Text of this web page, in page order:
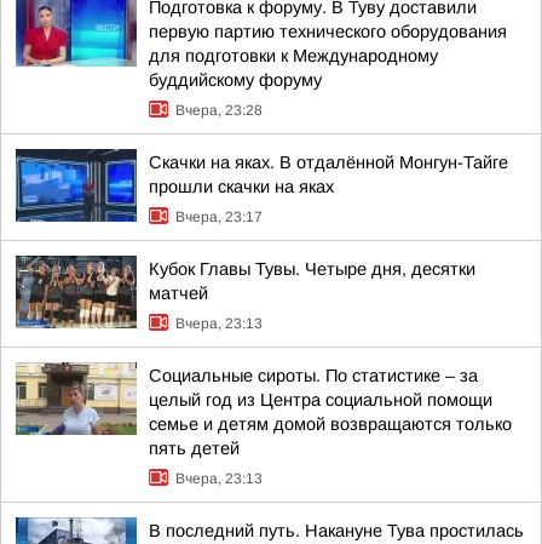
Подготовка к форуму. В Туву доставили
первую партию технического оборудования
для подготовки к Международному
буддийскому форуму
Вчера, 23:28
Скачки на яках. В отдалённой Монгун-Тайге
прошли скачки на яках
Вчера, 23:17
Кубок Главы Тувы. Четыре дня, десятки
матчей
Вчера, 23:13
Социальные сироты. По статистике – за
целый год из Центра социальной помощи
семье и детям домой возвращаются только
пять детей
Вчера, 23:13
В последний путь. Накануне Тува простилась